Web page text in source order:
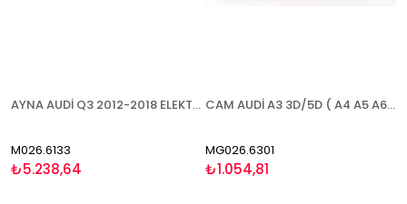
AYNA AUDİ Q3 2012-2018 ELEKTRİKLİ KATLANIR ISITMALI ASTARLI SİNYALLİ HAFIZALI SAĞ
M026.6133
₺5.238,64
CAM AUDİ A3 3D/5D ( A4 A5 A6 A8 2007-2010)(Q3 2011-) 2008-2010 ISITMALI SAĞ
MG026.6301
₺1.054,81